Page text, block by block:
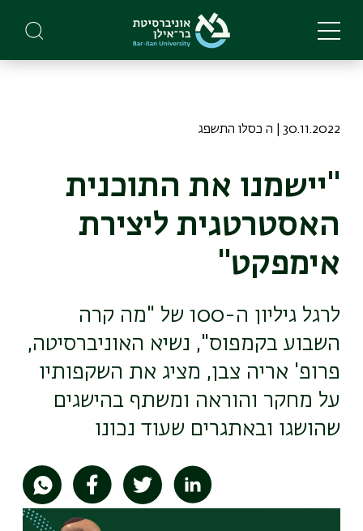
main
30.11.2022 | ה כסלו התשפג
"יישמנו את התוכנית
האסטרטגית ליצירת
אימפקט"
לרגל גיליון ה-100 של "מה קרה
השבוע בקמפוס", נשיא האוניברסיטה,
פרופ' אריה צבן, מציג את השקפותיו
על מחקר והוראה ומשתף בהישגים
שהושגו ובאתגרים שעוד נכונו